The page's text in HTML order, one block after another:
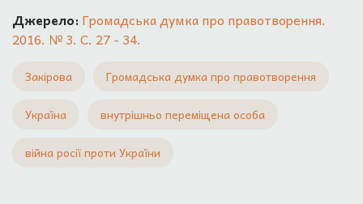
Джерело:Громадська думка про правотворення.
2016. № 3. С. 27 - 34.
Закірова Громадська думка про правотворення
Україна внутрішньо переміщена особа
війна росії проти України